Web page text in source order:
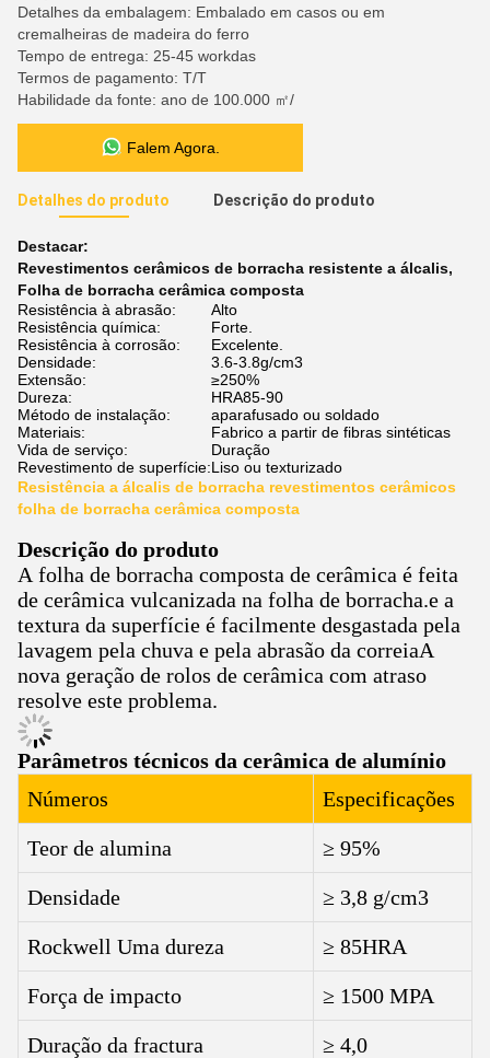
Detalhes da embalagem: Embalado em casos ou em
cremalheiras de madeira do ferro
Tempo de entrega: 25-45 workdas
Termos de pagamento: T/T
Habilidade da fonte: ano de 100.000 ㎡/
Falem Agora.
Detalhes do produto Descrição do produto
Destacar:
Revestimentos cerâmicos de borracha resistente a álcalis,
Folha de borracha cerâmica composta
Resistência à abrasão:
Alto
Resistência química:
Forte.
Resistência à corrosão:
Excelente.
Densidade:
3.6-3.8g/cm3
Extensão:
≥250%
Dureza:
HRA85-90
Método de instalação:
aparafusado ou soldado
Materiais:
Fabrico a partir de fibras sintéticas
Vida de serviço:
Duração
Revestimento de superfície:Liso ou texturizado
Resistência a álcalis de borracha revestimentos cerâmicos
folha de borracha cerâmica composta
Descrição do produto
A folha de borracha composta de cerâmica é feita
de cerâmica vulcanizada na folha de borracha.e a
textura da superfície é facilmente desgastada pela
lavagem pela chuva e pela abrasão da correiaA
nova geração de rolos de cerâmica com atraso
resolve este problema.
Parâmetros técnicos da cerâmica de alumínio
Números
Especificações
Teor de alumina ≥ 95%
Densidade ≥ 3,8 g/cm3
Rockwell Uma dureza ≥ 85HRA
Força de impacto ≥ 1500 MPA
Duração da fractura
≥ 4,0